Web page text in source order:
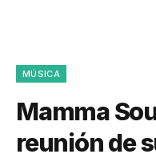
MÚSICA
Mamma
reunión de